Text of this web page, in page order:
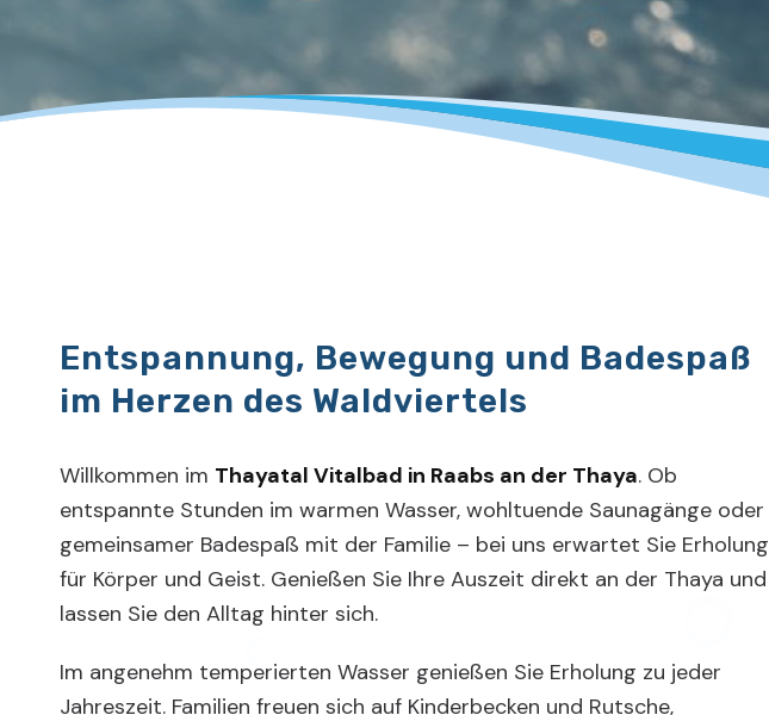
Entspannung, Bewegung und Badespaß
im Herzen des Waldviertels
Willkommen im Thayatal Vitalbad in Raabs an der Thaya. Ob
entspannte Stunden im warmen Wasser, wohltuende Saunagänge oder
gemeinsamer Badespaß mit der Familie – bei uns erwartet Sie Erholung
für Körper und Geist. Genießen Sie Ihre Auszeit direkt an der Thaya und
lassen Sie den Alltag hinter sich.
Im angenehm temperierten Wasser genießen Sie Erholung zu jeder
Jahreszeit. Familien freuen sich auf Kinderbecken und Rutsche,